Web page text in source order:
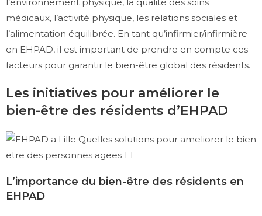
médicaux, l’activité physique, les relations sociales et
l’alimentation équilibrée. En tant qu’infirmier/infirmière
en EHPAD, il est important de prendre en compte ces
facteurs pour garantir le bien-être global des résidents.
Les initiatives pour améliorer le
bien-être des résidents d’EHPAD
L’importance du bien-être des résidents en
EHPAD